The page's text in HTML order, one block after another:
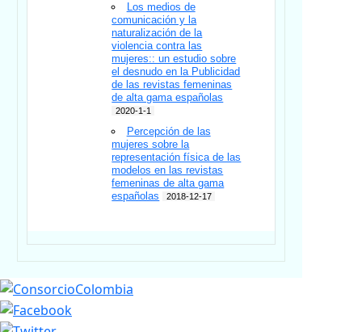
Los medios de
comunicación y la
naturalización de la
violencia contra las
mujeres:: un estudio sobre
el desnudo en la Publicidad
de las revistas femeninas
de alta gama españolas
2020-1-1
Percepción de las
mujeres sobre la
representación física de las
modelos en las revistas
femeninas de alta gama
españolas
2018-12-17